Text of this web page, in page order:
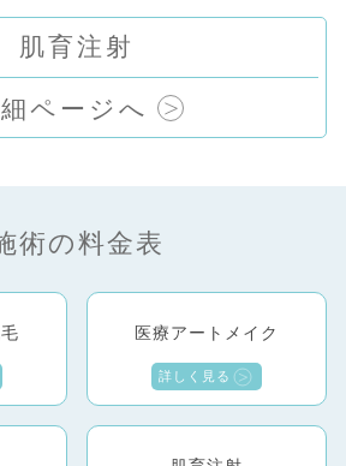
肌育注射
ページへ
術の料金表
医療アートメイク
詳しく見る